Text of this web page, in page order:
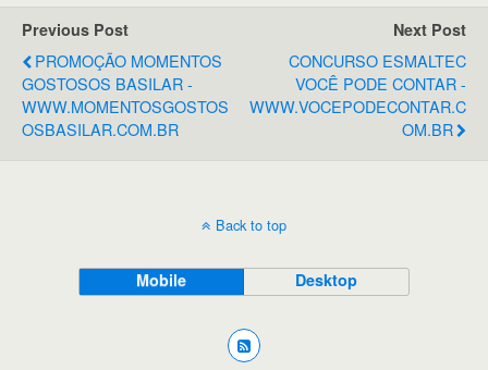
Previous Post
PROMOÇÃO MOMENTOS
GOSTOSOS BASILAR -
WWW.MOMENTOSGOSTOS
OSBASILAR.COM.BR
Next Post
CONCURSO ESMALTEC
VOCÊ PODE CONTAR -
WWW.VOCEPODECONTAR.C
OM.BR
Back to top
Mobile Desktop